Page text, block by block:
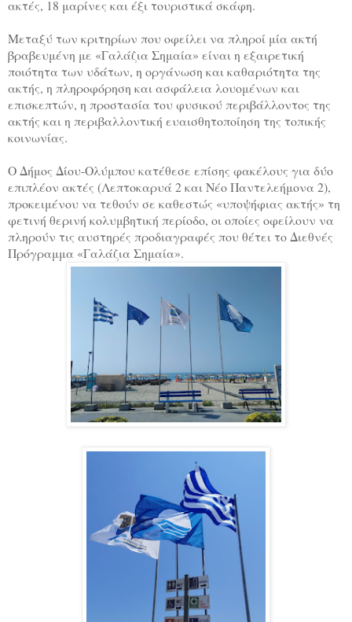
ακτές, 18 μαρίνες και έξι τουριστικά σκάφη.
Μεταξύ των κριτηρίων που οφείλει να πληροί μία ακτή
βραβευμένη με «Γαλάζια Σημαία» είναι η εξαιρετική
ποιότητα των υδάτων, η οργάνωση και καθαριότητα της
ακτής, η πληροφόρηση και ασφάλεια λουομένων και
επισκεπτών, η προστασία του φυσικού περιβάλλοντος της
ακτής και η περιβαλλοντική ευαισθητοποίηση της τοπικής
κοινωνίας.
Ο Δήμος Δίου-Ολύμπου κατέθεσε επίσης φακέλους για δύο
επιπλέον ακτές (Λεπτοκαρυά 2 και Νέο Παντελεήμονα 2),
προκειμένου να τεθούν σε καθεστώς «υποψήφιας ακτής» τη
φετινή θερινή κολυμβητική περίοδο, οι οποίες οφείλουν να
πληρούν τις αυστηρές προδιαγραφές που θέτει το Διεθνές
Πρόγραμμα «Γαλάζια Σημαία».